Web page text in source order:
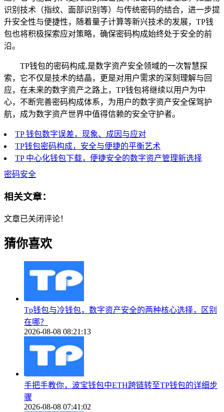
识别技术（指纹、面部识别等）与传统密码的结合，进一步提
升安全性与便捷性，随着量子计算等新兴技术的发展，TP钱
包也将积极探索应对策略，确保密码构成始终处于安全的前
沿。
TP钱包的密码构成,是数字资产安全领域的一次智慧探
索，它不仅是技术的结晶，更是对用户需求的深刻理解与回
应，在未来的数字资产之路上，TP钱包将继续以用户为中
心，不断完善密码构成体系，为用户的数字资产安全保驾护
航，成为数字资产世界中值得信赖的安全守护者。
TP 钱包数字误差，现象、成因与应对
TP钱包密码构成，安全与便捷的平衡艺术
TP 中心化钱包下载，便捷安全的数字资产管理新选择
密码安全
相关文章：
文章已关闭评论！
猜你喜欢
Tp钱包与冷钱包，数字资产安全的两种核心选择，区别
在哪？
2026-08-08 08:21:13
手把手教你，波宝钱包中ETH跨链转至TP钱包的详细步
骤
2026-08-08 07:41:02